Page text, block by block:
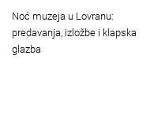
Noć muzeja u Lovranu:
predavanja, izložbe i klapska
glazba